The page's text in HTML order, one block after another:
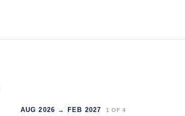
AUG 2026 → FEB 2027 1 OF 4